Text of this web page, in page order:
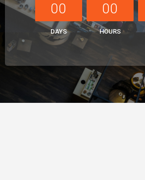
00
DAYS
00
HOURS